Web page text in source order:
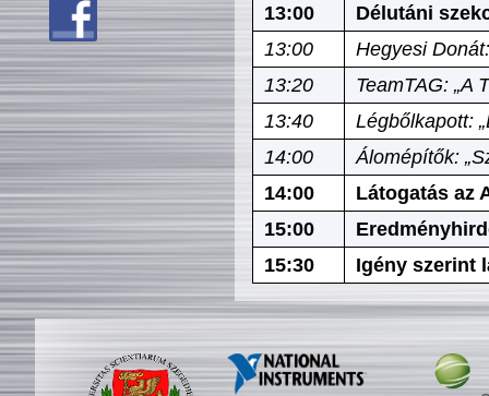
13:00
Délutáni
13:00
Hegyesi
13:20
TeamTAG: „A
13:40
Légbőlkapott:
14:00
Álomépítők:
14:00
Látogatás az
15:00
15:30
Igény szerint